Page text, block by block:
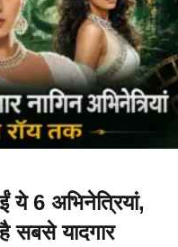
ये 6 अभिनेत्रियां,
सबसे यादगार